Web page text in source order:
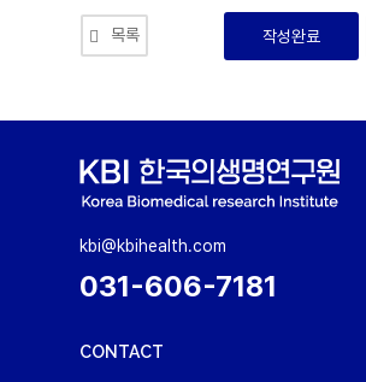
목록
kbi@kbihealth.com
031-606-7181
CONTACT